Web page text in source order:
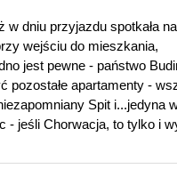
dniu przyjazdu spotkała
wejściu do mieszkania,
jest pewne - państwo
pozostałe apartamenty -
Spit i...jedyna
jeśli Chorwacja, to tylko i